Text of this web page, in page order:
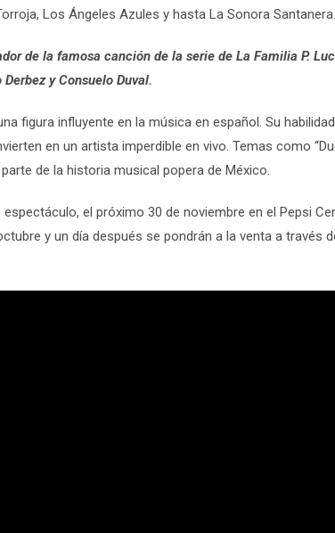
Los Ángeles Azules y hasta La Sonora Santanera.
de la famosa canción de la serie de La Familia P.
y Consuelo Duval.
figura influyente en la música en español. Su
en un artista imperdible en vivo. Temas como
de la historia musical popera de México.
el próximo 30 de noviembre en el Pepsi
y un día después se pondrán a la venta a través